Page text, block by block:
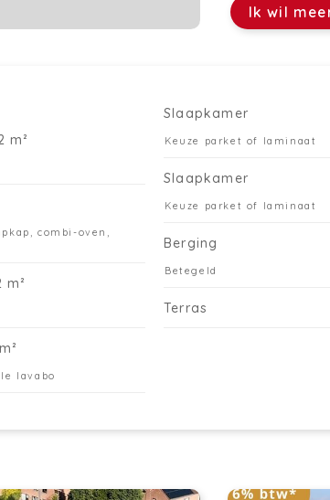
een totale
106,77m² en
Bij Lindehof
keuken, van
Alles is
Door gebruik
en behalen
of beter
dus!
Ik wil
m²
combi-oven,
m²
lavabo
Slaapkamer
Keuze parket of laminaat
Slaapkamer
Keuze parket of laminaat
Berging
Betegeld
Terras